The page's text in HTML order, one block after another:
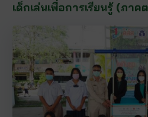
เด็กเล่นเพื่อการเรียนรู้ (ภาค